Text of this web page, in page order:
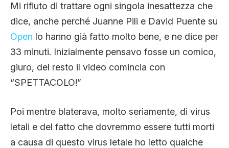
Mi rifiuto di trattare ogni singola inesattezza che
dice, anche perché Juanne Pili e David Puente su
Open lo hanno già fatto molto bene, e ne dice per
33 minuti. Inizialmente pensavo fosse un comico,
giuro, del resto il video comincia con
“SPETTACOLO!”
Poi mentre blaterava, molto seriamente, di virus
letali e del fatto che dovremmo essere tutti morti
a causa di questo virus letale ho letto qualche